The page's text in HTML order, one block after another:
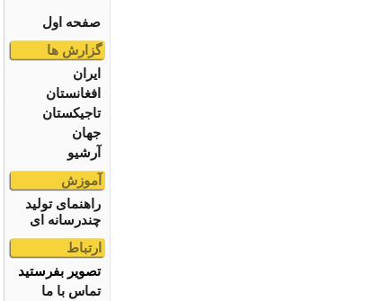
صفحه اول
گزارش ها
ایران
افغانستان
تاجیکستان
جهان
آرشیو
آموزش
راهنمای تولید
چندرسانه ای
ارتباط
تصویر بفرستید
تماس با ما